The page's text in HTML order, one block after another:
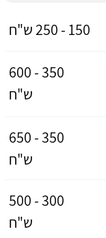
150 - 250 ש"ח
350 - 600
ש"ח
350 - 650
ש"ח
300 - 500
ש"ח